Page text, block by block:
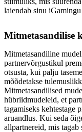
laiendab sinu
Mitmetasandilise
Mitmetasandiline
partnervõrgustikul
otsusta, kui palju
mõõdetakse
Mitmetasandilised
hübriidmudeleid, et
tagamiseks kehtestage
aruandlus. Kui seda
allpartnereid, mis